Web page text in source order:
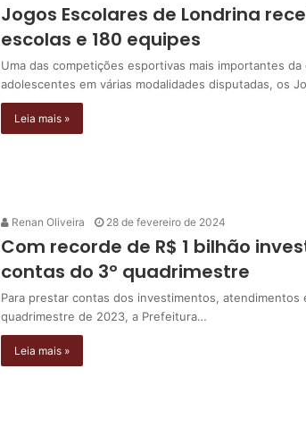
Jogos Escolares de Londrina
escolas e 180 equipes
Uma das competições esportivas mais importantes
adolescentes em várias modalidades disputadas, os
Leia mais »
Renan Oliveira 28 de fevereiro de 2024
Com recorde de R$ 1 bilhão
contas do 3º quadrimestre
Para prestar contas dos investimentos, atendimentos
quadrimestre de 2023, a Prefeitura…
Leia mais »